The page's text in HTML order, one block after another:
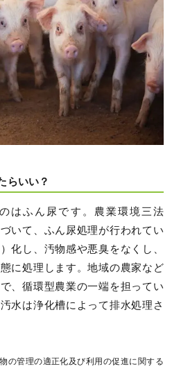
らいい？
はふん尿です。農業環境三法
いて、ふん尿処理が行われてい
化し、汚物感や悪臭をなくし、
に処理します。地域の農家など
、循環型農業の一端を担ってい
水は浄化槽によって排水処理さ
管理の適正化及び利用の促進に関する